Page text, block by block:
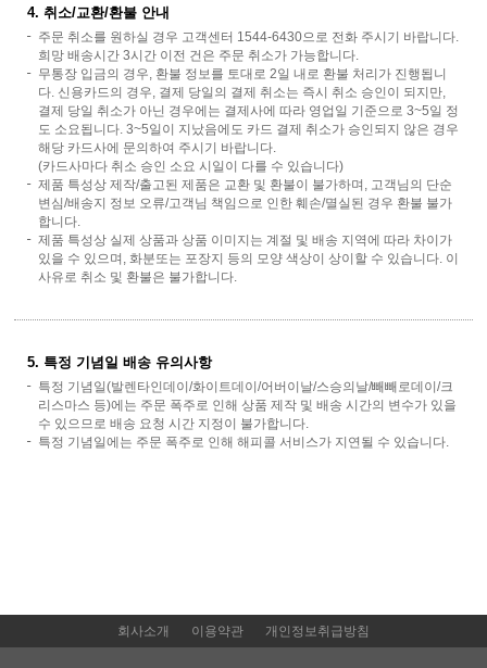
4. 취소/교환/환불 안내
주문 취소를 원하실 경우 고객센터 1544-6430으로 전화 주시기 바랍니다.
희망 배송시간 3시간 이전 건은 주문 취소가 가능합니다.
무통장 입금의 경우, 환불 정보를 토대로 2일 내로 환불 처리가 진행됩니
다. 신용카드의 경우, 결제 당일의 결제 취소는 즉시 취소 승인이 되지만,
결제 당일 취소가 아닌 경우에는 결제사에 따라 영업일 기준으로 3~5일 정
도 소요됩니다. 3~5일이 지났음에도 카드 결제 취소가 승인되지 않은 경우
해당 카드사에 문의하여 주시기 바랍니다.
(카드사마다 취소 승인 소요 시일이 다를 수 있습니다)
제품 특성상 제작/출고된 제품은 교환 및 환불이 불가하며, 고객님의 단순
변심/배송지 정보 오류/고객님 책임으로 인한 훼손/멸실된 경우 환불 불가
합니다.
제품 특성상 실제 상품과 상품 이미지는 계절 및 배송 지역에 따라 차이가
있을 수 있으며, 화분또는 포장지 등의 모양 색상이 상이할 수 있습니다. 이
사유로 취소 및 환불은 불가합니다.
5. 특정 기념일 배송 유의사항
특정 기념일(발렌타인데이/화이트데이/어버이날/스승의날/빼빼로데이/크
리스마스 등)에는 주문 폭주로 인해 상품 제작 및 배송 시간의 변수가 있을
수 있으므로 배송 요청 시간 지정이 불가합니다.
특정 기념일에는 주문 폭주로 인해 해피콜 서비스가 지연될 수 있습니다.
회사소개 이용약관 개인정보취급방침